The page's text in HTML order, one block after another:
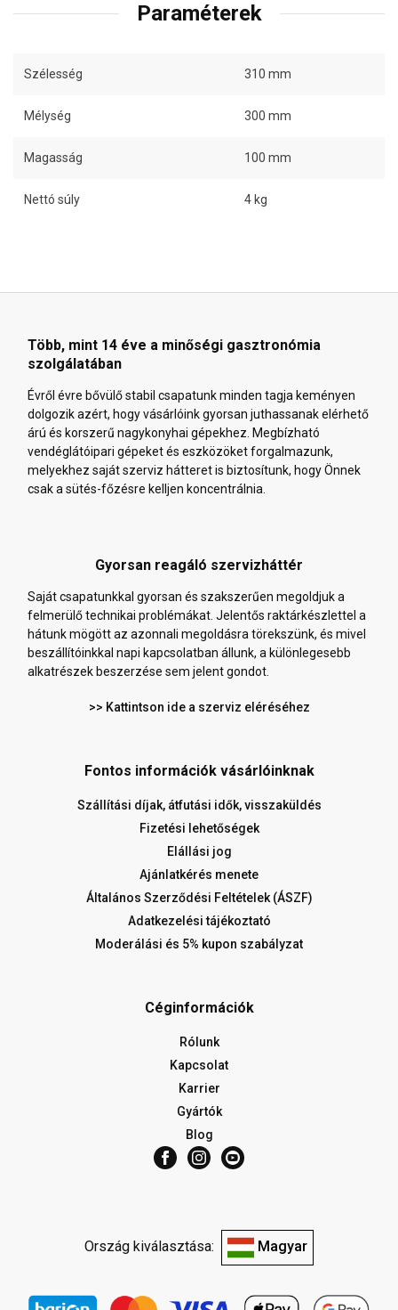
Paraméterek
Szélesség 310 mm
Mélység 300 mm
Magasság 100 mm
Nettó súly 4 kg
Több, mint 14 éve a minőségi gasztronómia
szolgálatában
Évről évre bővülő stabil csapatunk minden tagja keményen
dolgozik azért, hogy vásárlóink gyorsan juthassanak elérhető
árú és korszerű nagykonyhai gépekhez. Megbízható
vendéglátóipari gépeket és eszközöket forgalmazunk,
melyekhez saját szerviz hátteret is biztosítunk, hogy Önnek
csak a sütés-főzésre kelljen koncentrálnia.
Gyorsan reagáló szervizháttér
Saját csapatunkkal gyorsan és szakszerűen megoldjuk a
felmerülő technikai problémákat. Jelentős raktárkészlettel a
hátunk mögött az azonnali megoldásra törekszünk, és mivel
beszállítóinkkal napi kapcsolatban állunk, a különlegesebb
alkatrészek beszerzése sem jelent gondot.
>> Kattintson ide a szerviz eléréséhez
Fontos információk vásárlóinknak
Szállítási díjak, átfutási idők, visszaküldés
Fizetési lehetőségek
Elállási jog
Ajánlatkérés menete
Általános Szerződési Feltételek (ÁSZF)
Adatkezelési tájékoztató
Moderálási és 5% kupon szabályzat
Céginformációk
Rólunk
Kapcsolat
Karrier
Gyártók
Blog
Ország kiválasztása: Magyar